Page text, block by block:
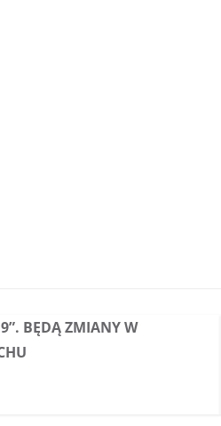
BĘDĄ ZMIANY W